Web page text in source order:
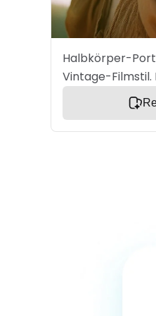
Tiefenschärfe
Bokeh. Editorial
in Ultra-
Halbkörper-
Vintage-Filmstil.
Drehung,
nachdenklicher
Haar im Retro-